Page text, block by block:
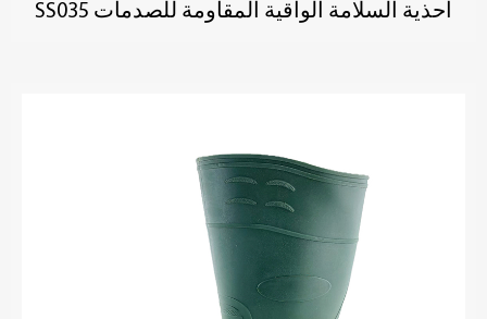
أحذية السلامة الواقية المقاومة للصدمات SS035